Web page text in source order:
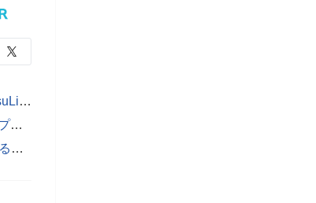
「10代が使う雑貨」日本特有のハンディファンの認識覆す――専門メーカー「JisuLife」日本法人社長が語る 国内市場への挑戦
差すだけでディスプレーに無線接続 広範囲もカバーするBelkinのワイヤレスアダプター
【レビュー】カメラ好きが悶絶 「Xiaomi 17 Ultra」を試して分かった「楽しすぎる撮影体験」の正体